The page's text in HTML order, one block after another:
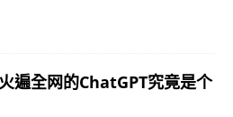
火遍全网的ChatGPT究竟是个